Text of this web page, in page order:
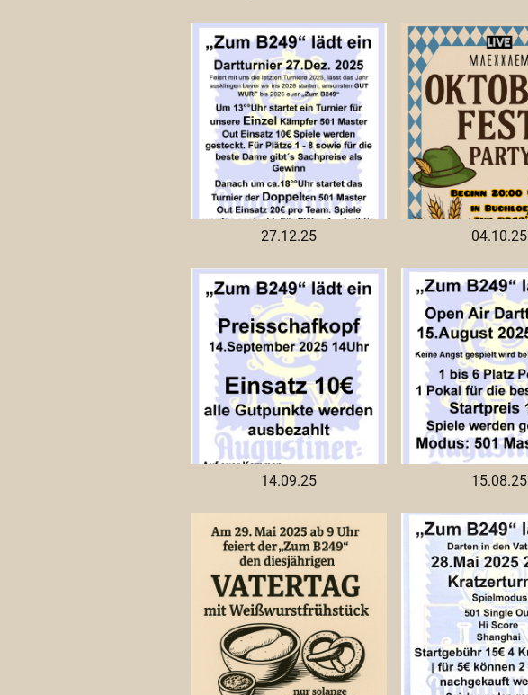
27.12.25 04.10.25
14.09.25 15.08.25